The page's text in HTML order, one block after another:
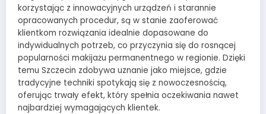
korzystając z innowacyjnych urządzeń i starannie
opracowanych procedur, są w stanie zaoferować
klientkom rozwiązania idealnie dopasowane do
indywidualnych potrzeb, co przyczynia się do rosnącej
popularności makijażu permanentnego w regionie. Dzięki
temu Szczecin zdobywa uznanie jako miejsce, gdzie
tradycyjne techniki spotykają się z nowoczesnością,
oferując trwały efekt, który spełnia oczekiwania nawet
najbardziej wymagających klientek.